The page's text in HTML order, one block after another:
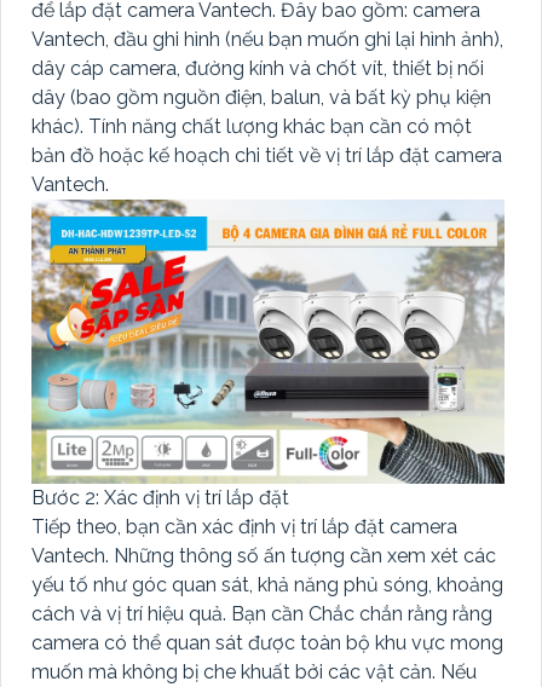
để lắp đặt camera Vantech. Đây bao gồm: camera
Vantech, đầu ghi hình (nếu bạn muốn ghi lại hình ảnh),
dây cáp camera, đường kính và chốt vít, thiết bị nối
dây (bao gồm nguồn điện, balun, và bất kỳ phụ kiện
khác). Tính năng chất lượng khác bạn cần có một
bản đồ hoặc kế hoạch chi tiết về vị trí lắp đặt camera
Vantech.
Bước 2: Xác định vị trí lắp đặt
Tiếp theo, bạn cần xác định vị trí lắp đặt camera
Vantech. Những thông số ấn tượng cần xem xét các
yếu tố như góc quan sát, khả năng phủ sóng, khoảng
cách và vị trí hiệu quả. Bạn cần Chắc chắn rằng rằng
camera có thể quan sát được toàn bộ khu vực mong
muốn mà không bị che khuất bởi các vật cản. Nếu